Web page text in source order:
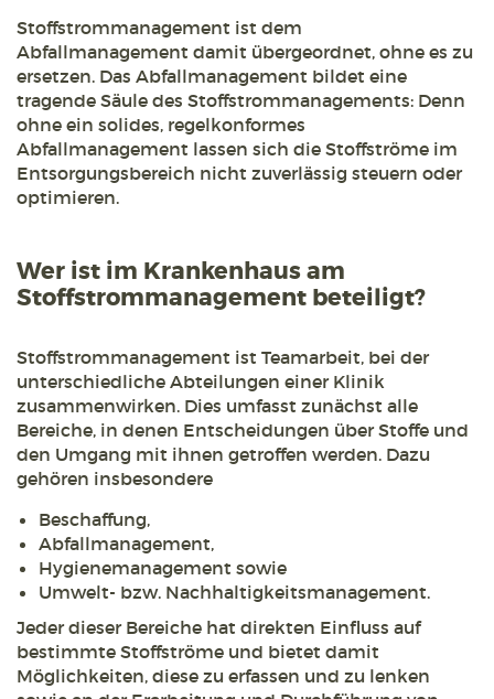
Stoffstrommanagement ist dem
Abfallmanagement damit übergeordnet, ohne es zu
ersetzen. Das Abfallmanagement bildet eine
tragende Säule des Stoffstrommanagements: Denn
ohne ein solides, regelkonformes
Abfallmanagement lassen sich die Stoffströme im
Entsorgungsbereich nicht zuverlässig steuern oder
optimieren.
Wer ist im Krankenhaus am
Stoffstrommanagement beteiligt?
Stoffstrommanagement ist Teamarbeit, bei der
unterschiedliche Abteilungen einer Klinik
zusammenwirken. Dies umfasst zunächst alle
Bereiche, in denen Entscheidungen über Stoffe und
den Umgang mit ihnen getroffen werden. Dazu
gehören insbesondere
Beschaffung,
Abfallmanagement,
Hygienemanagement sowie
Umwelt- bzw. Nachhaltigkeitsmanagement.
Jeder dieser Bereiche hat direkten Einfluss auf
bestimmte Stoffströme und bietet damit
Möglichkeiten, diese zu erfassen und zu lenken